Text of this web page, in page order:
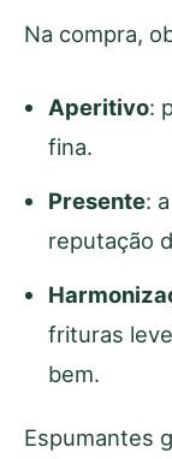
Na compra,
Aperitivo:
fina.
Presente:
reputação
frituras
bem.
Espumantes